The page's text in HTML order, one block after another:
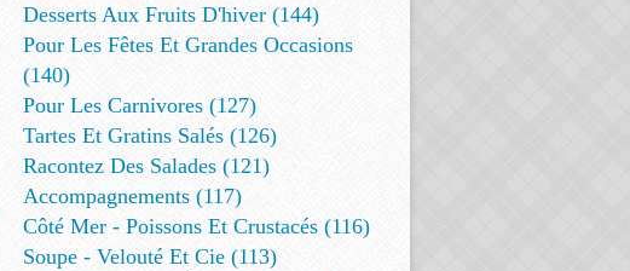
Desserts Aux Fruits D'hiver (144)
Pour Les Fêtes Et Grandes Occasions
(140)
Pour Les Carnivores (127)
Tartes Et Gratins Salés (126)
Racontez Des Salades (121)
Accompagnements (117)
Côté Mer - Poissons Et Crustacés (116)
Soupe - Velouté Et Cie (113)